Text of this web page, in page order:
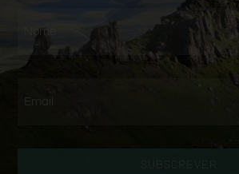
SUBSCREVER